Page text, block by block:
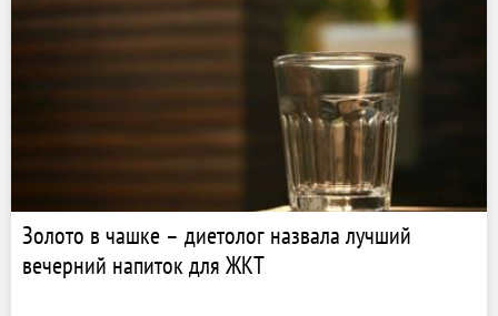
Золото в чашке – диетолог назвала лучший
вечерний напиток для ЖКТ